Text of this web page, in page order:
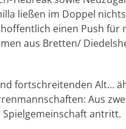
ließen im Doppel nichts
einen Push für
aus Bretten/
fortschreitenden Alt…
Aus
antritt.